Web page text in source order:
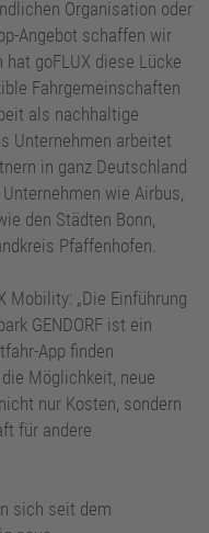
Organisation oder
Angebot schaffen wir
goFLUX diese Lücke
Fahrgemeinschaften
als nachhaltige
Unternehmen arbeitet
in ganz Deutschland
wie Airbus,
den Städten Bonn,
Pfaffenhofen.
Mobility: „Die Einführung
GENDORF ist ein
App finden
Möglichkeit, neue
nur Kosten, sondern
für andere
sich seit dem